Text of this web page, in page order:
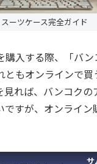
スーツケース完全ガイド
購入する際、「バ
ともオンラインで
見れば、バンコク
ですが、オンライン
サ